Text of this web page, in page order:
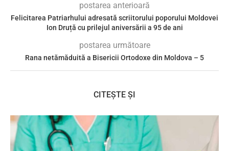
postarea anterioară
Felicitarea Patriarhului adresată scriitorului poporului Moldovei
Ion Druță cu prilejul aniversării a 95 de ani
postarea următoare
Rana netămăduită a Bisericii Ortodoxe din Moldova – 5
CITEȘTE ȘI